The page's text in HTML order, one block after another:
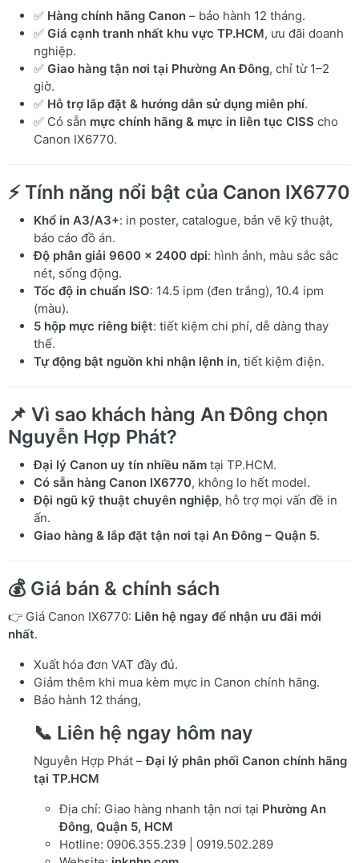
✅ Hàng chính hãng Canon – bảo hành 12 tháng.
✅ Giá cạnh tranh nhất khu vực TP.HCM, ưu đãi doanh
nghiệp.
✅ Giao hàng tận nơi tại Phường An Đông, chỉ từ 1–2
giờ.
✅ Hỗ trợ lắp đặt & hướng dẫn sử dụng miễn phí.
✅ Có sẵn mực chính hãng & mực in liên tục CISS cho
Canon IX6770.
⚡ Tính năng nổi bật của Canon IX6770
Khổ in A3/A3+: in poster, catalogue, bản vẽ kỹ thuật,
báo cáo đồ án.
Độ phân giải 9600 x 2400 dpi: hình ảnh, màu sắc sắc
nét, sống động.
Tốc độ in chuẩn ISO: 14.5 ipm (đen trắng), 10.4 ipm
(màu).
5 hộp mực riêng biệt: tiết kiệm chi phí, dễ dàng thay
thế.
Tự động bật nguồn khi nhận lệnh in, tiết kiệm điện.
📌 Vì sao khách hàng An Đông chọn
Nguyễn Hợp Phát?
Đại lý Canon uy tín nhiều năm tại TP.HCM.
Có sẵn hàng Canon IX6770, không lo hết model.
Đội ngũ kỹ thuật chuyên nghiệp, hỗ trợ mọi vấn đề in
ấn.
Giao hàng & lắp đặt tận nơi tại An Đông – Quận 5.
💰 Giá bán & chính sách
👉 Giá Canon IX6770: Liên hệ ngay để nhận ưu đãi mới
nhất.
Xuất hóa đơn VAT đầy đủ.
Giảm thêm khi mua kèm mực in Canon chính hãng.
Bảo hành 12 tháng,
📞 Liên hệ ngay hôm nay
Nguyễn Hợp Phát –Đại lý phân phối Canon chính hãng
tại TP.HCM
Địa chỉ: Giao hàng nhanh tận nơi tại Phường An
Đông, Quận 5, HCM
Hotline: 0906.355.239 | 0919.502.289